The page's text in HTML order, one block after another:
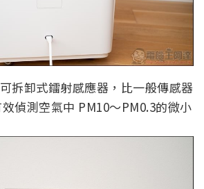
拆卸式鐳射感應器，比一般傳感器
偵測空氣中 PM10～PM0.3的微小